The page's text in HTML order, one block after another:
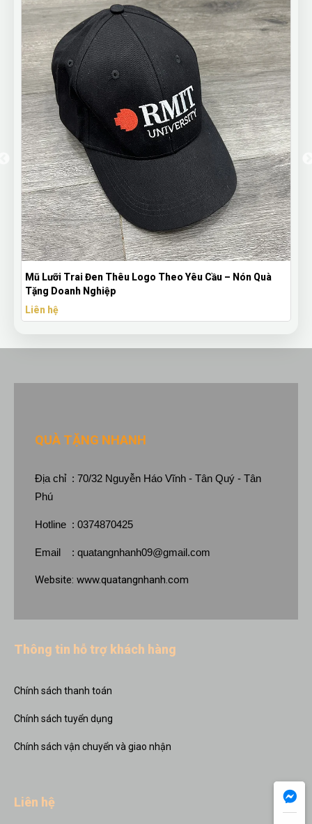
Mũ Lưỡi Trai Đen Thêu Logo Theo Yêu Cầu – Nón Quà
Tặng Doanh Nghiệp
Liên hệ
QUÀ TẶNG NHANH
Địa chỉ : 70/32 Nguyễn Háo Vĩnh - Tân Quý - Tân
Phú
Hotline : 0374870425
Email : quatangnhanh09@gmail.com
Website: www.quatangnhanh.com
Thông tin hỗ trợ khách hàng
Chính sách thanh toán
Chính sách tuyển dụng
Chính sách vận chuyển và giao nhận
Liên hệ